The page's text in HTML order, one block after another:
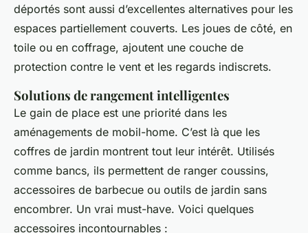
déportés sont aussi d’excellentes alternatives pour les
espaces partiellement couverts. Les joues de côté, en
toile ou en coffrage, ajoutent une couche de
protection contre le vent et les regards indiscrets.
Solutions de rangement intelligentes
Le gain de place est une priorité dans les
aménagements de mobil-home. C’est là que les
coffres de jardin montrent tout leur intérêt. Utilisés
comme bancs, ils permettent de ranger coussins,
accessoires de barbecue ou outils de jardin sans
encombrer. Un vrai must-have. Voici quelques
accessoires incontournables :